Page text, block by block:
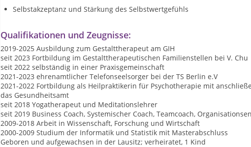
Selbstakzeptanz und Stärkung des Selbstwertgefühls
Qualifikationen und Zeugnisse:
2019-2025 Ausbildung zum Gestalttherapeut am GIH
seit 2023 Fortbildung im Gestalttherapeutischen Familienstellen bei V. Chu
seit 2022 selbständig in einer Praxisgemeinschaft
2021-2023 ehrenamtlicher Telefonseelsorger bei der TS Berlin e.V
2021-2022 Fortbildung als Heilpraktikerin für Psychotherapie mit
das Gesundheitsamt
seit 2018 Yogatherapeut und Meditationslehrer
seit 2019 Business Coach, Systemischer Coach, Teamcoach,
2009-2018 Arbeit in Wissenschaft, Forschung und Wirtschaft
2000-2009 Studium der Informatik und Statistik mit Masterabschluss
Geboren und aufgewachsen in der Lausitz; verheiratet, 1 Kind